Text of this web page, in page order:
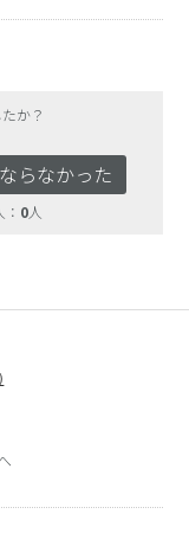
か？
らなかった
0人